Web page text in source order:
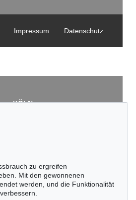
Datenschutz
Impressum
KÖLN
zu ergreifen
Mit den gewonnenen
werden, und die Funktionalität